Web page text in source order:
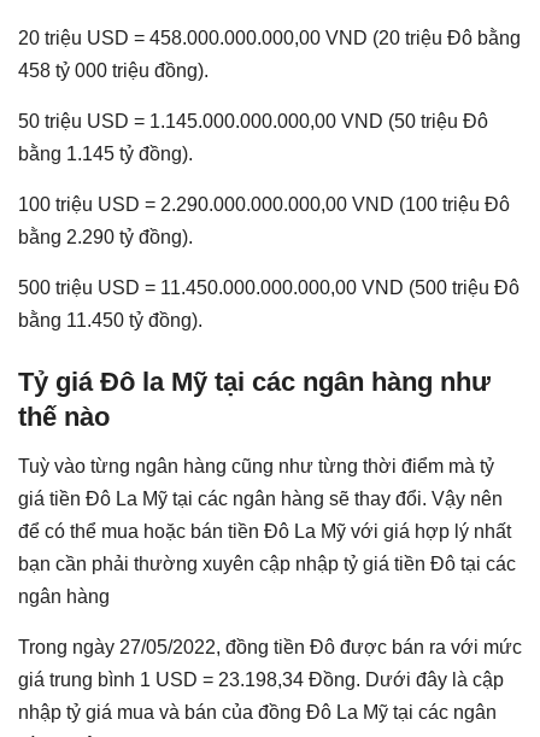
20 triệu USD = 458.000.000.000,00 VND (20 triệu Đô bằng
458 tỷ 000 triệu đồng).
50 triệu USD = 1.145.000.000.000,00 VND (50 triệu Đô
bằng 1.145 tỷ đồng).
100 triệu USD = 2.290.000.000.000,00 VND (100 triệu Đô
bằng 2.290 tỷ đồng).
500 triệu USD = 11.450.000.000.000,00 VND (500 triệu Đô
bằng 11.450 tỷ đồng).
Tỷ giá Đô la Mỹ tại các ngân hàng như
thế nào
Tuỳ vào từng ngân hàng cũng như từng thời điểm mà tỷ
giá tiền Đô La Mỹ tại các ngân hàng sẽ thay đổi. Vậy nên
để có thể mua hoặc bán tiền Đô La Mỹ với giá hợp lý nhất
bạn cần phải thường xuyên cập nhập tỷ giá tiền Đô tại các
ngân hàng
Trong ngày 27/05/2022, đồng tiền Đô được bán ra với mức
giá trung bình 1 USD = 23.198,34 Đồng. Dưới đây là cập
nhập tỷ giá mua và bán của đồng Đô La Mỹ tại các ngân